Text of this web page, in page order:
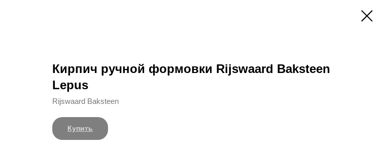
Кирпич ручной формовки Rijswaard Baksteen
Lepus
Rijswaard Baksteen
Купить